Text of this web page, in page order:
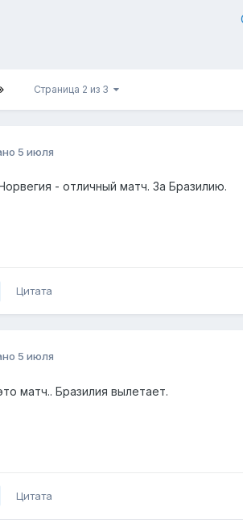
Страница 2 из 3
5 июля
- отличный матч. За Бразилию.
Цитата
5 июля
матч.. Бразилия вылетает.
Цитата